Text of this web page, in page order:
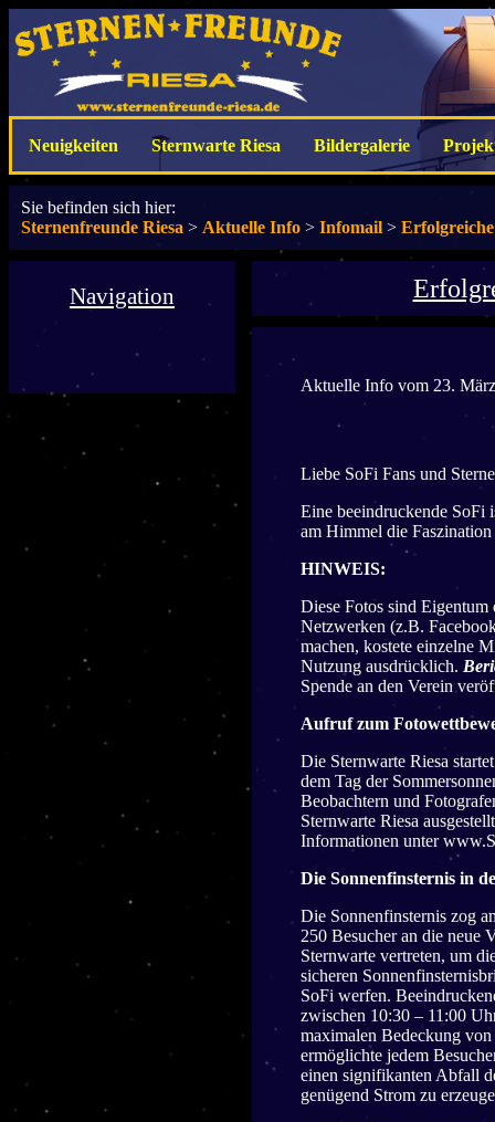
Neuigkeiten Sternwarte Riesa Bildergalerie
Sie befinden sich hier:
Sternenfreunde Riesa > Aktuelle Info > Infomail >
Navigation
Aktuelle Info vom 23.
Liebe SoFi Fans und
Eine beeindruckende SoFi
am Himmel die
HINWEIS:
Diese Fotos sind
Netzwerken (z.B.
machen, kostete einzelne
Nutzung ausdrücklich.
Spende an den Verein
Aufruf zum
Die Sternwarte Riesa
dem Tag der
Beobachtern und
Sternwarte Riesa
Informationen unter
Die Sonnenfinsternis in
Die Sonnenfinsternis zog
250 Besucher an die neue
Sternwarte vertreten, um
sicheren
SoFi werfen.
zwischen 10:30 – 11:00
maximalen Bedeckung
ermöglichte jedem
einen signifikanten Abfall
genügend Strom zu